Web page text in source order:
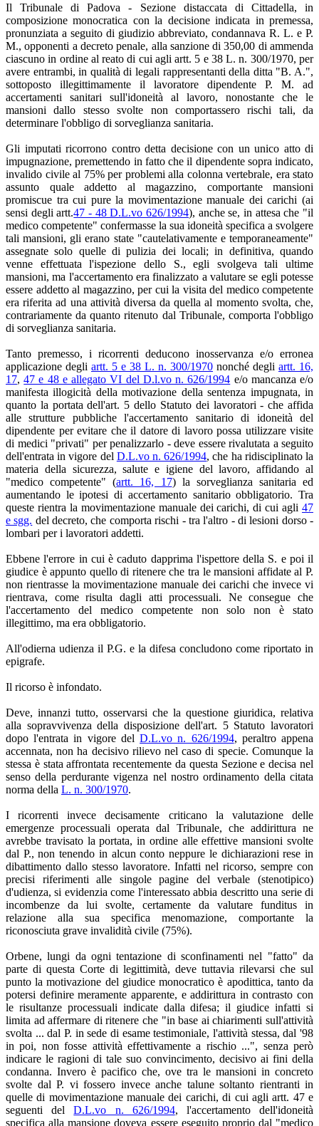
Il Tribunale di Padova - Sezione distaccata di Cittadella, in
composizione monocratica con la decisione indicata in premessa,
pronunziata a seguito di giudizio abbreviato, condannava R. L. e P.
M., opponenti a decreto penale, alla sanzione di 350,00 di ammenda
ciascuno in ordine al reato di cui agli artt. 5 e 38 L. n. 300/1970, per
avere entrambi, in qualità di legali rappresentanti della ditta "B. A.",
sottoposto illegittimamente il lavoratore dipendente P. M. ad
accertamenti sanitari sull'idoneità al lavoro, nonostante che le
mansioni dallo stesso svolte non comportassero rischi tali, da
determinare l'obbligo di sorveglianza sanitaria.
Gli imputati ricorrono contro detta decisione con un unico atto di
impugnazione, premettendo in fatto che il dipendente sopra indicato,
invalido civile al 75% per problemi alla colonna vertebrale, era stato
assunto quale addetto al magazzino, comportante mansioni
promiscue tra cui pure la movimentazione manuale dei carichi (ai
sensi degli artt.47 - 48 D.L.vo 626/1994), anche se, in attesa che "il
medico competente" confermasse la sua idoneità specifica a svolgere
tali mansioni, gli erano state "cautelativamente e temporaneamente"
assegnate solo quelle di pulizia dei locali; in definitiva, quando
venne effettuata l'ispezione dello S., egli svolgeva tali ultime
mansioni, ma l'accertamento era finalizzato a valutare se egli potesse
essere addetto al magazzino, per cui la visita del medico competente
era riferita ad una attività diversa da quella al momento svolta, che,
contrariamente da quanto ritenuto dal Tribunale, comporta l'obbligo
di sorveglianza sanitaria.
Tanto premesso, i ricorrenti deducono inosservanza e/o erronea
applicazione degli artt. 5 e 38 L. n. 300/1970 nonché degli artt. 16,
17,47 e 48 e allegato VI del D.l.vo n. 626/1994 e/o mancanza e/o
manifesta illogicità della motivazione della sentenza impugnata, in
quanto la portata dell'art. 5 dello Statuto dei lavoratori - che affida
alle strutture pubbliche l'accertamento sanitario di idoneità del
dipendente per evitare che il datore di lavoro possa utilizzare visite
di medici "privati" per penalizzarlo - deve essere rivalutata a seguito
dell'entrata in vigore del D.L.vo n. 626/1994, che ha ridisciplinato la
materia della sicurezza, salute e igiene del lavoro, affidando al
"medico competente" (artt. 16, 17) la sorveglianza sanitaria ed
aumentando le ipotesi di accertamento sanitario obbligatorio. Tra
queste rientra la movimentazione manuale dei carichi, di cui agli 47
e sgg. del decreto, che comporta rischi - tra l'altro - di lesioni dorso -
lombari per i lavoratori addetti.
Ebbene l'errore in cui è caduto dapprima l'ispettore della S. e poi il
giudice è appunto quello di ritenere che tra le mansioni affidate al P.
non rientrasse la movimentazione manuale dei carichi che invece vi
rientrava, come risulta dagli atti processuali. Ne consegue che
l'accertamento del medico competente non solo non è stato
illegittimo, ma era obbligatorio.
All'odierna udienza il P.G. e la difesa concludono come riportato in
epigrafe.
Il ricorso è infondato.
Deve, innanzi tutto, osservarsi che la questione giuridica, relativa
alla sopravvivenza della disposizione dell'art. 5 Statuto lavoratori
dopo l'entrata in vigore delD.L.vo n. 626/1994, peraltro appena
accennata, non ha decisivo rilievo nel caso di specie. Comunque la
stessa è stata affrontata recentemente da questa Sezione e decisa nel
senso della perdurante vigenza nel nostro ordinamento della citata
norma della L. n. 300/1970.
I ricorrenti invece decisamente criticano la valutazione delle
emergenze processuali operata dal Tribunale, che addirittura ne
avrebbe travisato la portata, in ordine alle effettive mansioni svolte
dal P., non tenendo in alcun conto neppure le dichiarazioni rese in
dibattimento dallo stesso lavoratore. Infatti nel ricorso, sempre con
precisi riferimenti alle singole pagine del verbale (stenotipico)
d'udienza, si evidenzia come l'interessato abbia descritto una serie di
incombenze da lui svolte, certamente da valutare funditus in
relazione alla sua specifica menomazione, comportante la
riconosciuta grave invalidità civile (75%).
Orbene, lungi da ogni tentazione di sconfinamenti nel "fatto" da
parte di questa Corte di legittimità, deve tuttavia rilevarsi che sul
punto la motivazione del giudice monocratico è apodittica, tanto da
potersi definire meramente apparente, e addirittura in contrasto con
le risultanze processuali indicate dalla difesa; il giudice infatti si
limita ad affermare di ritenere che "in base ai chiarimenti sull'attività
svolta ... dal P. in sede di esame testimoniale, l'attività stessa, dal '98
in poi, non fosse attività effettivamente a rischio ...", senza però
indicare le ragioni di tale suo convincimento, decisivo ai fini della
condanna. Invero è pacifico che, ove tra le mansioni in concreto
svolte dal P. vi fossero invece anche talune soltanto rientranti in
quelle di movimentazione manuale dei carichi, di cui agli artt. 47 e
seguenti delD.L.vo n. 626/1994, l'accertamento dell'idoneità
specifica alla mansione doveva essere eseguito proprio dal "medico